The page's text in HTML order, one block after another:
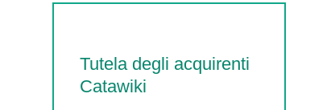
Tutela degli acquirenti
Catawiki